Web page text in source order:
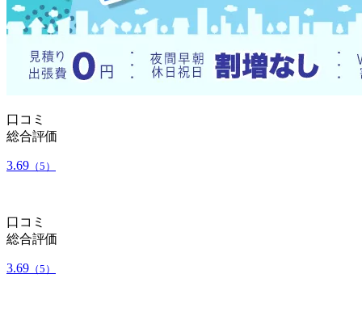
口コミ
総合評価
3.69 （5）
口コミ
総合評価
3.69 （5）